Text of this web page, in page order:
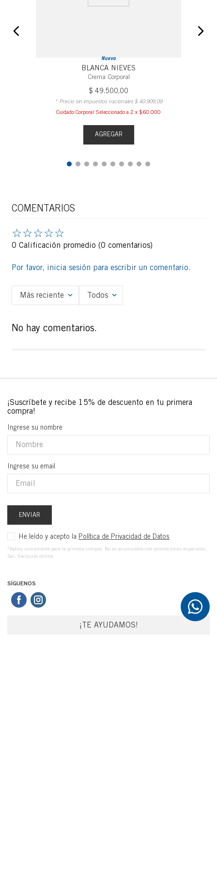
Nuevo
BLANCA NIEVES
Crema Corporal
$ 49.500,00
* Precio sin impuestos nacionales $ 40. 909, 09
Cuidado Corporal Seleccionado a 2 x $60,000
AGREGAR
COMENTARIOS
☆☆☆☆☆
0 Calificación promedio (0 comentarios)
Por favor, inicia sesión para escribir un comentario.
Más reciente Todos
No hay comentarios.
Ingrese su nombre
Ingrese su email
ENVIAR
He leído y acepto la Política de Privacidad de Datos
*Aplica unicamente para la primera compra. No es acumulable con promociones especiales,
Sas. Exclusivo online.
SÍGUENOS
¡TE AYUDAMOS!